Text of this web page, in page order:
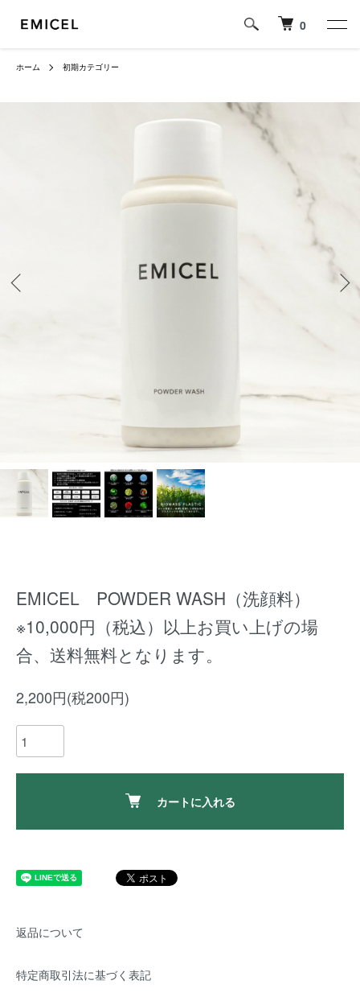
0
ホーム 初期カテゴリー
EMICEL POWDER WASH（洗顔料）
※10,000円（税込）以上お買い上げの場
合、送料無料となります。
2,200円(税200円)
カートに入れる
返品について
特定商取引法に基づく表記